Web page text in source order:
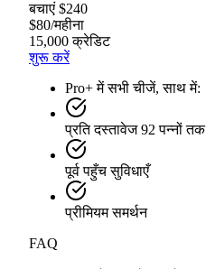
बचाएं $240
$80/महीना
15,000 क्रेडिट
शुरू करें
Pro+ में सभी चीजें, साथ में:
प्रति दस्तावेज 92 पन्नों तक
पूर्व पहुँच सुविधाएँ
प्रीमियम समर्थन
FAQ